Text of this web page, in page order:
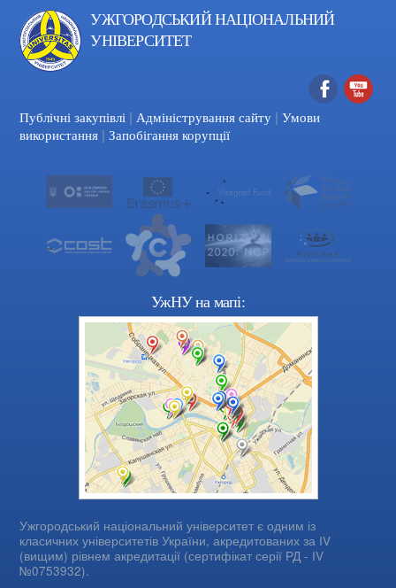
УЖГОРОДСЬКИЙ НАЦІОНАЛЬНИЙ
УНІВЕРСИТЕТ
Facebook
Публічні закупівлі | Адміністрування сайту | Умови
використання | Запобігання корупції
УжНУ на мапі:
Ужгородський національний університет є одним із
класичних університетів України, акредитованих за IV
(вищим) рівнем акредитації (сертифікат серії РД - IV
№0753932).